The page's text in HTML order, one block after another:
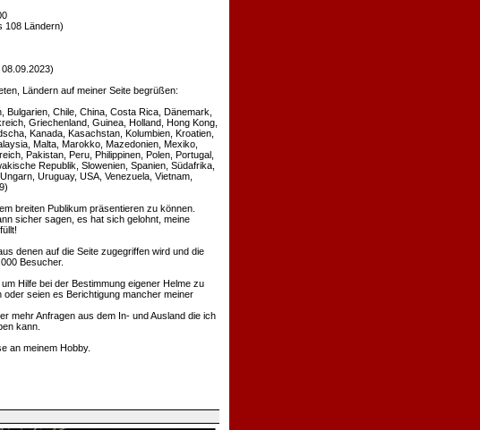
108 Ländern)
Ländern auf meiner Seite begrüßen:
Bulgarien, Chile, China, Costa Rica, Dänemark,
Griechenland, Guinea, Holland, Hong Kong,
Kanada, Kasachstan, Kolumbien, Kroatien,
Malta, Marokko, Mazedonien, Mexiko,
Pakistan, Peru, Philippinen, Polen, Portugal,
Republik, Slowenien, Spanien, Südafrika,
Uruguay, USA, Venezuela, Vietnam,
breiten Publikum präsentieren zu können.
sicher sagen, es hat sich gelohnt, meine
denen auf die Seite zugegriffen wird und die
Besucher.
Hilfe bei der Bestimmung eigener Helme zu
seien es Berichtigung mancher meiner
mehr Anfragen aus dem In- und Ausland die ich
kann.
an meinem Hobby.